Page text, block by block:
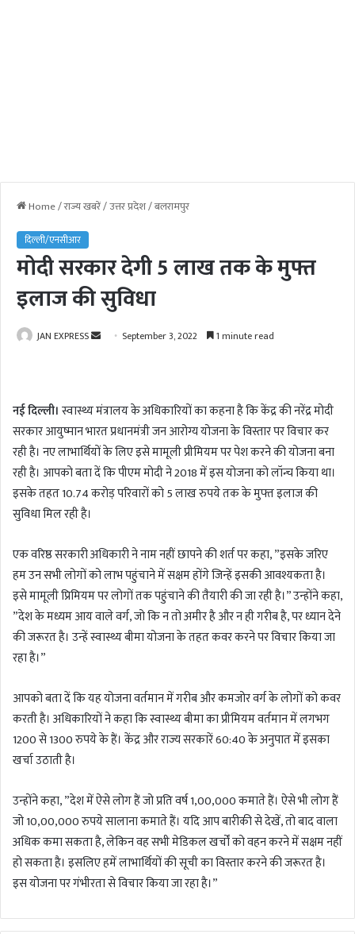
Home/राज्य खबरें/उत्तर प्रदेश/बलरामपुर
दिल्ली/एनसीआर
मोदी सरकार देगी 5 लाख तक के मुफ्त
इलाज की सुविधा
JAN EXPRESS
a
n
e
m
a
September 3, 2022 1 minute read
नई दिल्ली। स्वास्थ्य मंत्रालय के अधिकारियों का कहना है कि केंद्र की नरेंद्र मोदी
सरकार आयुष्मान भारत प्रधानमंत्री जन आरोग्य योजना के विस्तार पर विचार कर
रही है। नए लाभार्थियों के लिए इसे मामूली प्रीमियम पर पेश करने की योजना बना
रही है। आपको बता दें कि पीएम मोदी ने 2018 में इस योजना को लॉन्च किया था।
इसके तहत 10.74 करोड़ परिवारों को 5 लाख रुपये तक के मुफ्त इलाज की
सुविधा मिल रही है।
एक वरिष्ठ सरकारी अधिकारी ने नाम नहीं छापने की शर्त पर कहा, ”इसके जरिए
हम उन सभी लोगों को लाभ पहुंचाने में सक्षम होंगे जिन्हें इसकी आवश्यकता है।
इसे मामूली प्रिमियम पर लोगों तक पहुंचाने की तैयारी की जा रही है।” उन्होंने कहा,
”देश के मध्यम आय वाले वर्ग, जो कि न तो अमीर है और न ही गरीब है, पर ध्यान देने
की जरूरत है। उन्हें स्वास्थ्य बीमा योजना के तहत कवर करने पर विचार किया जा
रहा है।”
आपको बता दें कि यह योजना वर्तमान में गरीब और कमजोर वर्ग के लोगों को कवर
करती है। अधिकारियों ने कहा कि स्वास्थ्य बीमा का प्रीमियम वर्तमान में लगभग
1200 से 1300 रुपये के हैं। केंद्र और राज्य सरकारें 60:40 के अनुपात में इसका
खर्चा उठाती है।
उन्होंने कहा, ”देश में ऐसे लोग हैं जो प्रति वर्ष 1,00,000 कमाते हैं। ऐसे भी लोग हैं
जो 10,00,000 रुपये सालाना कमाते हैं। यदि आप बारीकी से देखें, तो बाद वाला
अधिक कमा सकता है, लेकिन वह सभी मेडिकल खर्चों को वहन करने में सक्षम नहीं
हो सकता है। इसलिए हमें लाभार्थियों की सूची का विस्तार करने की जरूरत है।
इस योजना पर गंभीरता से विचार किया जा रहा है।”